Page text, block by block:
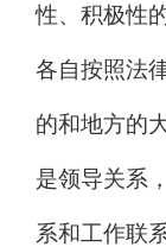
性、积极性
各自按照法
的和地方的
是领导关系
系和工作联